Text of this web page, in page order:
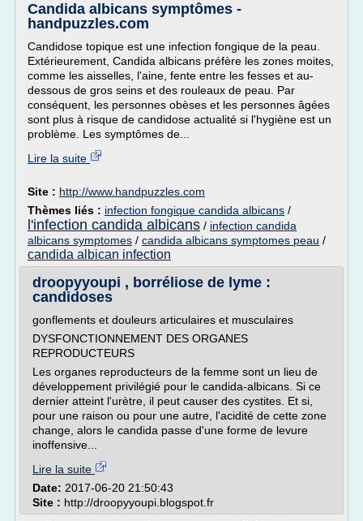
Candida albicans symptômes -
handpuzzles.com
Candidose topique est une infection fongique de la peau.
Extérieurement, Candida albicans préfère les zones moites,
comme les aisselles, l'aine, fente entre les fesses et au-
dessous de gros seins et des rouleaux de peau. Par
conséquent, les personnes obèses et les personnes âgées
sont plus à risque de candidose actualité si l'hygiène est un
problème. Les symptômes de...
Lire la suite
Site : http://www.handpuzzles.com
Thèmes liés : infection fongique candida albicans /
l'infection candida albicans / infection candida
albicans symptomes / candida albicans symptomes peau /
candida albican infection
droopyyoupi , borréliose de lyme :
candidoses
gonflements et douleurs articulaires et musculaires
DYSFONCTIONNEMENT DES ORGANES
REPRODUCTEURS
Les organes reproducteurs de la femme sont un lieu de
développement privilégié pour le candida-albicans. Si ce
dernier atteint l'urètre, il peut causer des cystites. Et si,
pour une raison ou pour une autre, l'acidité de cette zone
change, alors le candida passe d'une forme de levure
inoffensive...
Lire la suite
Date: 2017-06-20 21:50:43
Site : http://droopyyoupi.blogspot.fr